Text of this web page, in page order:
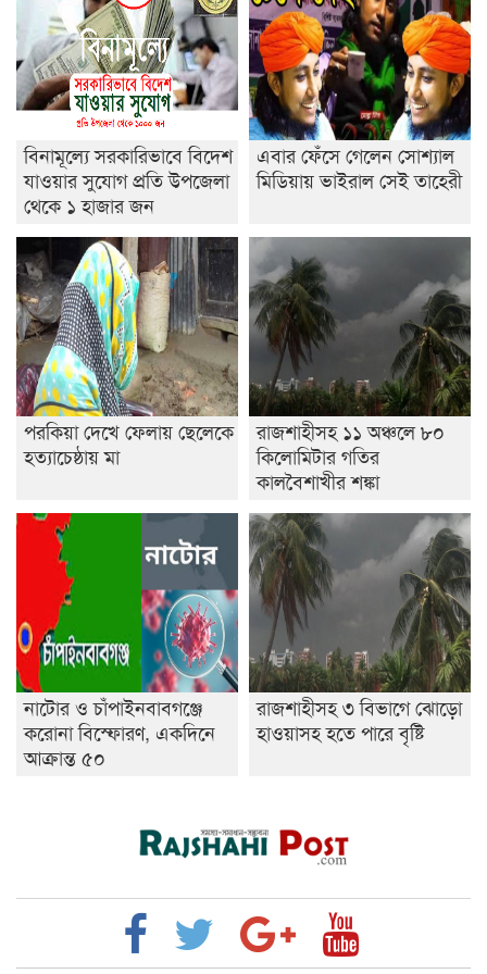
রাজশাহীতে ট্রাকচাপায় ভ্যানচালক নিহত
শেষ সময়ে ভোট কারচুরি অভিযোগ আবিদের
বিনামূল্যে সরকারিভাবে বিদেশ
যাওয়ার সুযোগ প্রতি উপজেলা
থেকে ১ হাজার জন
এবার ফেঁসে গেলেন সোশ্যাল
মিডিয়ায় ভাইরাল সেই তাহেরী
পরকিয়া দেখে ফেলায় ছেলেকে
হত্যাচেষ্ঠায় মা
রাজশাহীসহ ১১ অঞ্চলে ৮০
কিলোমিটার গতির
কালবৈশাখীর শঙ্কা
নাটোর ও চাঁপাইনবাবগঞ্জে
করোনা বিস্ফোরণ, একদিনে
আক্রান্ত ৫০
রাজশাহীসহ ৩ বিভাগে ঝোড়ো
হাওয়াসহ হতে পারে বৃষ্টি